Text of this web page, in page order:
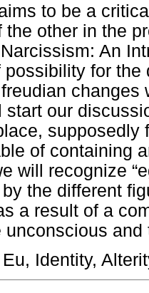
to be a
the other in the
An
possibility for
changes
start our
supposedly
of containing
will recognize
the different
a result of a
unconscious
Eu, Identity,